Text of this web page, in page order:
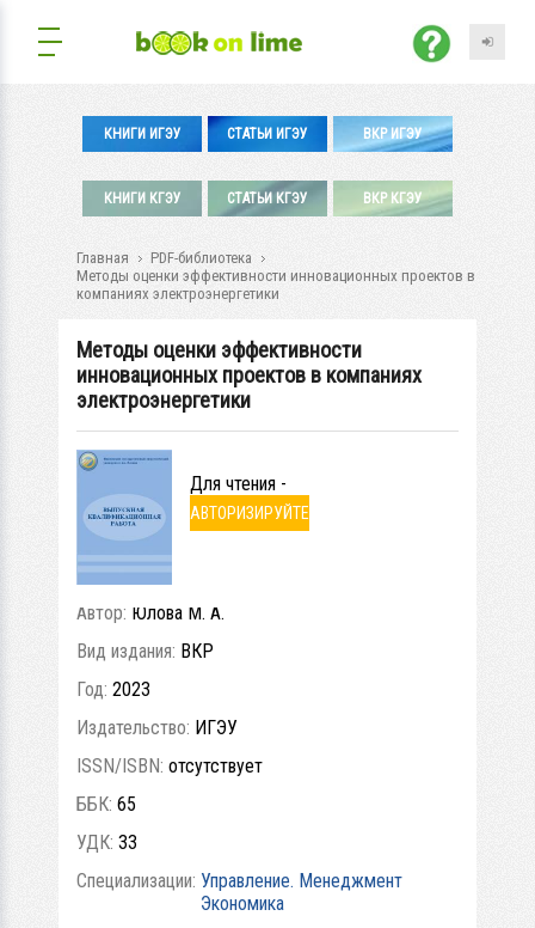
КНИГИ ИГЭУ СТАТЬИ ИГЭУ ВКР ИГЭУ
КНИГИ КГЭУ СТАТЬИ КГЭУ ВКР КГЭУ
Главная
PDF-библиотека
Методы оценки эффективности инновационных проектов в
компаниях электроэнергетики
Методы оценки эффективности
инновационных проектов в компаниях
электроэнергетики
Для чтения -
АВТОРИЗИРУЙТЕ
Автор: Юлова М. А.
Вид издания: ВКР
Год: 2023
Издательство: ИГЭУ
ISSN/ISBN: отсутствует
ББК: 65
УДК: 33
Специализации: Управление. Менеджмент
Экономика